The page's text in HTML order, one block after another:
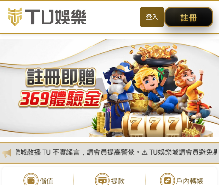
送出
简体中文 搜尋